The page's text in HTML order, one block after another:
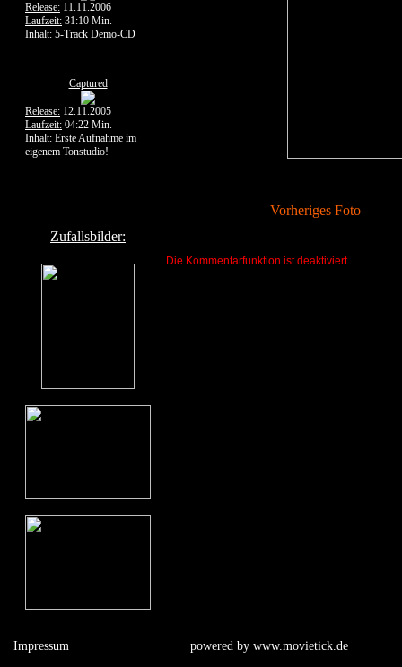
Release: 11.11.2006
Laufzeit: 31:10 Min.
Inhalt: 5-Track Demo-CD
Captured
Release: 12.11.2005
Laufzeit: 04:22 Min.
Inhalt: Erste Aufnahme im
eigenem Tonstudio!
Zufallsbilder:
Vorheriges Foto
Die Kommentarfunktion ist deaktiviert.
Impressum powered by www.movietick.de